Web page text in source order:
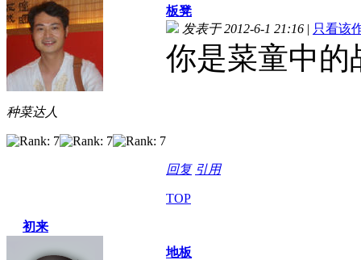
种菜达人
板凳
发表于 2012-6-1 21:16 | 只看该
你是菜童中的
回复 引用
TOP
初来
地板